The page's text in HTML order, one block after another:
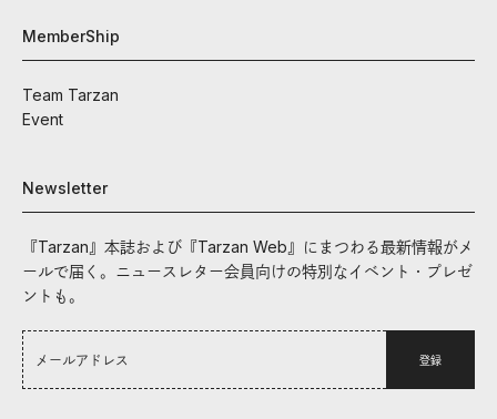
MemberShip
Team Tarzan
Event
Newsletter
『Tarzan』本誌および『Tarzan Web』にまつわる最新情報がメ
ールで届く。ニュースレター会員向けの特別なイベント・プレゼ
ントも。
登録